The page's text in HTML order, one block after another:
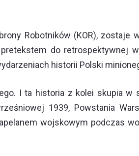
Robotników (KOR), zostaje
do retrospektywnej
historii Polski
I ta historia z kolei skupia w
1939, Powstania
wojskowym podczas